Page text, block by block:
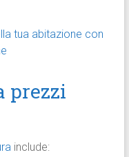
tua abitazione con
prezzi
include: